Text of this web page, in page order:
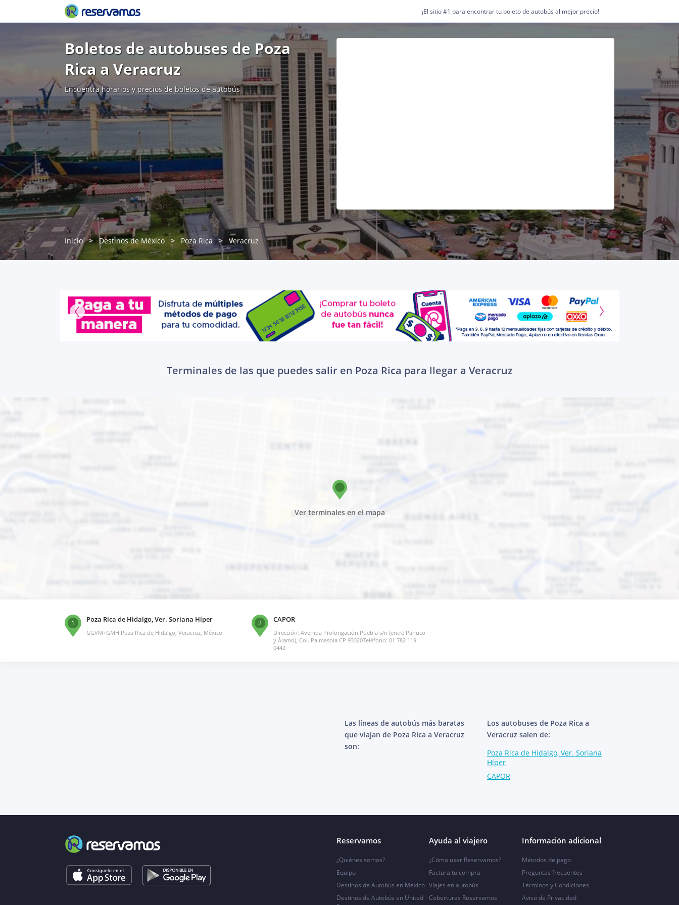
¡El sitio #1 para encontrar tu boleto de autobús al mejor precio!
Boletos de autobuses de Poza
Rica a Veracruz
Encuentra horarios y precios de boletos de autobús
Inicio Destinos de México Poza Rica Veracruz
Terminales de las que puedes salir en Poza Rica para llegar a Veracruz
Ver terminales en el mapa
1 Poza Rica de Hidalgo, Ver. Soriana Híper
GGVM+GMH Poza Rica de Hidalgo, Veracruz, México
2 CAPOR
Dirección: Avenida Prolongación Puebla s/n (entre Pánuco
y Álamo), Col. Palmasola CP 93320Teléfono: 01 782 119
0442
Las líneas de autobús más baratas
que viajan de Poza Rica a Veracruz
son:
Los autobuses de Poza Rica a
Veracruz salen de:
Poza Rica de Hidalgo, Ver. Soriana
Híper
CAPOR
Reservamos
¿Quiénes somos?
Equipo
Destinos de Autobús en México
Destinos de Autobús en United
Ayuda al viajero
¿Cómo usar Reservamos?
Factura tu compra
Viajes en autobús
Coberturas Reservamos
Información adicional
Métodos de pago
Preguntas frecuentes
Términos y Condiciones
Aviso de Privacidad